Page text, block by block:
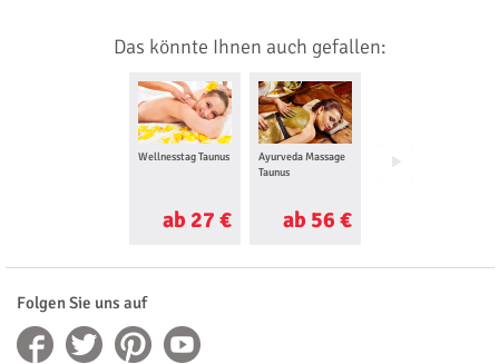
Das könnte Ihnen auch gefallen:
Wellnesstag Taunus
ab 27 €
Ayurveda Massage
Taunus
ab 56 €
Aromaöl Massage
Folgen Sie uns auf